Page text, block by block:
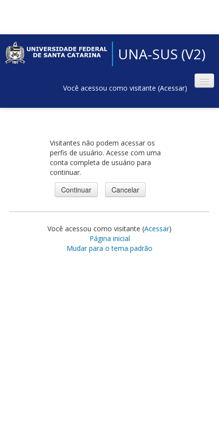
UNA-SUS (V2)
Você acessou como visitante (Acessar)
Visitantes não podem acessar os
perfis de usuário. Acesse com uma
conta completa de usuário para
continuar.
Você acessou como visitante (Acessar)
Página inicial
Mudar para o tema padrão